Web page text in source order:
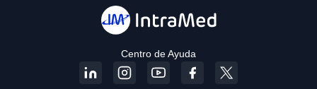
Centro de Ayuda